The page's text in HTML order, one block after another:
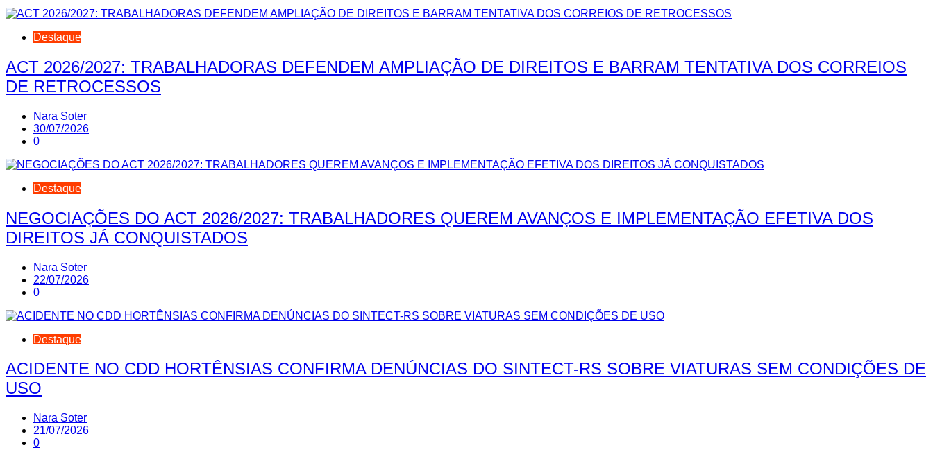
Destaque
ACT 2026/2027: TRABALHADORAS DEFENDEM AMPLIAÇÃO DE DIREITOS E BARRAM TENTATIVA DOS CORREIOS
DE RETROCESSOS
Nara Soter
30/07/2026
0
Destaque
NEGOCIAÇÕES DO ACT 2026/2027: TRABALHADORES QUEREM AVANÇOS E IMPLEMENTAÇÃO EFETIVA DOS
DIREITOS JÁ CONQUISTADOS
Nara Soter
22/07/2026
0
Destaque
ACIDENTE NO CDD HORTÊNSIAS CONFIRMA DENÚNCIAS DO SINTECT-RS SOBRE VIATURAS SEM CONDIÇÕES DE
USO
Nara Soter
21/07/2026
0